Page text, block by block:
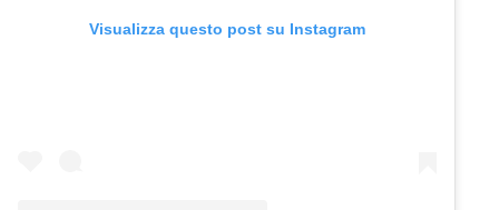
Visualizza questo post su Instagram